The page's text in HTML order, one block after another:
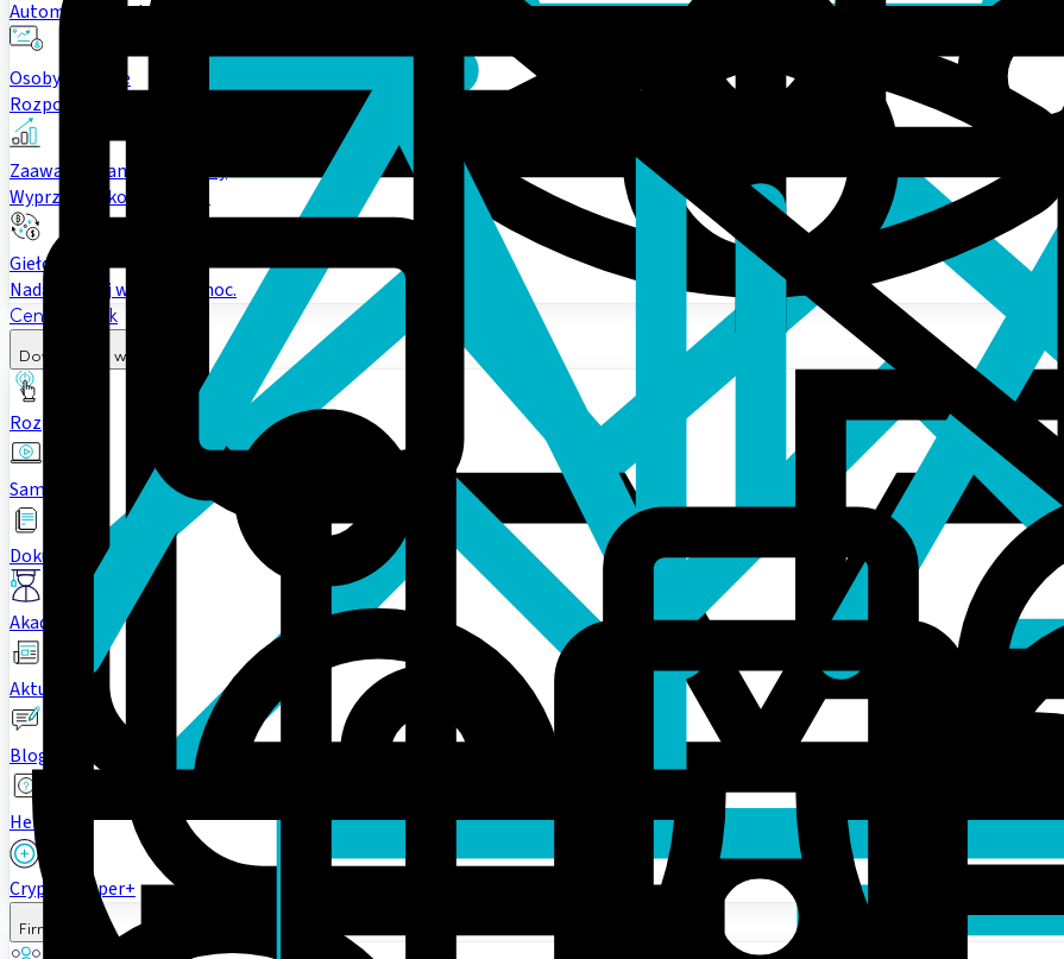
Automatycznie konwertuj fundusze.
Osoby fizyczne
Rozpocznij swój handel
Zaawansowani inwestorzy
Wyprzedzaj konkurencję.
Giełdy
Nadaj swojej wymianie moc.
Cennik Rynek
Dowiedz się więcej
Rozpocznij
Samouczki
Dokumentacja
Akademia
Aktualności
Blogi
Helpdesk
Cryptohopper+
Firma